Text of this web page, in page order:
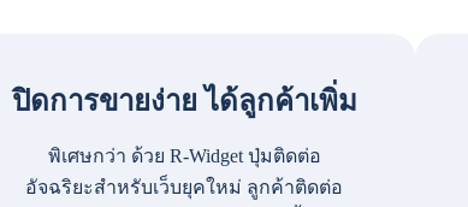
ปิดการขายง่าย ได้ลูกค้าเพิ่ม
พิเศษกว่า ด้วย R-Widget ปุ่มติดต่อ
อัจฉริยะสำหรับเว็บยุคใหม่ ลูกค้าติดต่อ